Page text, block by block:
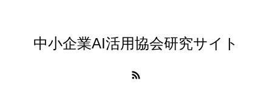
中小企業AI活用協会研究サイト